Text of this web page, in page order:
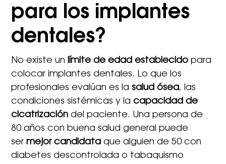
para los implantes
dentales?
No existe unlímite de edad establecido para
colocar implantes dentales. Lo que los
profesionales evalúan es lasalud ósea, las
condiciones sistémicas y lacapacidad de
cicatrización del paciente. Una persona de
80 años con buena salud general puede
sermejor candidata que alguien de 50 con
diabetes descontrolada o tabaquismo